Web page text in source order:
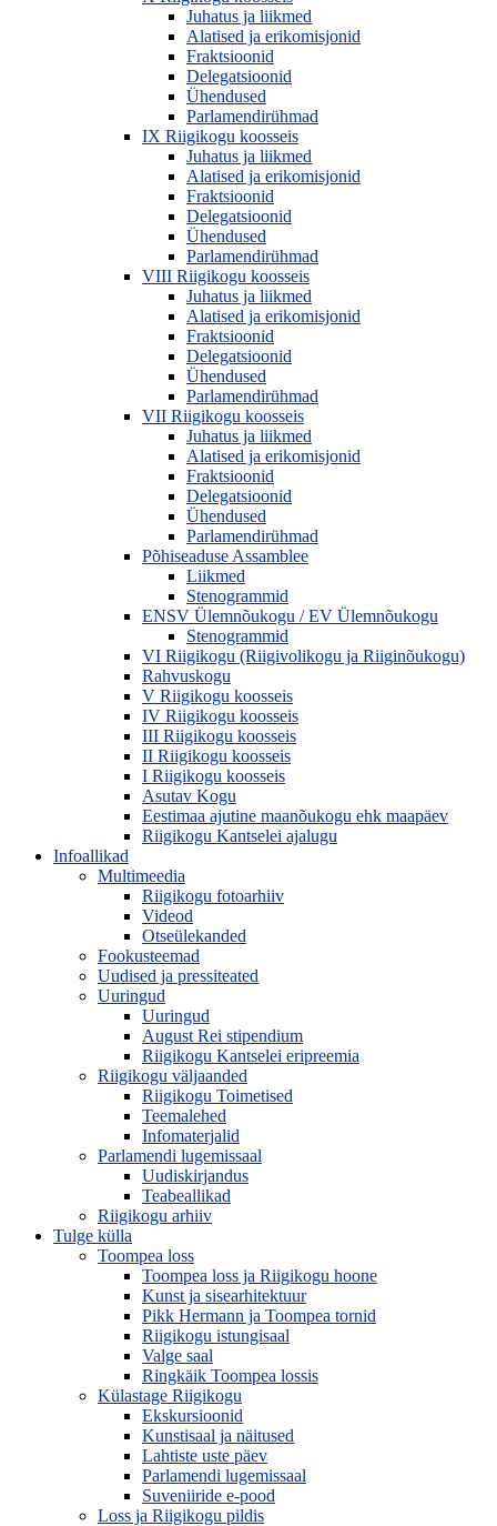
Juhatus ja liikmed
Alatised ja erikomisjonid
Fraktsioonid
Delegatsioonid
Ühendused
Parlamendirühmad
IX Riigikogu koosseis
Juhatus ja liikmed
Alatised ja erikomisjonid
Fraktsioonid
Delegatsioonid
Ühendused
Parlamendirühmad
VIII Riigikogu koosseis
Juhatus ja liikmed
Alatised ja erikomisjonid
Fraktsioonid
Delegatsioonid
Ühendused
Parlamendirühmad
VII Riigikogu koosseis
Juhatus ja liikmed
Alatised ja erikomisjonid
Fraktsioonid
Delegatsioonid
Ühendused
Parlamendirühmad
Põhiseaduse Assamblee
Liikmed
Stenogrammid
ENSV Ülemnõukogu / EV Ülemnõukogu
Stenogrammid
VI Riigikogu (Riigivolikogu ja Riiginõukogu)
Rahvuskogu
V Riigikogu koosseis
IV Riigikogu koosseis
III Riigikogu koosseis
II Riigikogu koosseis
I Riigikogu koosseis
Asutav Kogu
Eestimaa ajutine maanõukogu ehk maapäev
Riigikogu Kantselei ajalugu
Infoallikad
Multimeedia
Riigikogu fotoarhiiv
Videod
Otseülekanded
Fookusteemad
Uudised ja pressiteated
Uuringud
Uuringud
August Rei stipendium
Riigikogu Kantselei eripreemia
Riigikogu väljaanded
Riigikogu Toimetised
Teemalehed
Infomaterjalid
Parlamendi lugemissaal
Uudiskirjandus
Teabeallikad
Riigikogu arhiiv
Tulge külla
Toompea loss
Toompea loss ja Riigikogu hoone
Kunst ja sisearhitektuur
Pikk Hermann ja Toompea tornid
Riigikogu istungisaal
Valge saal
Ringkäik Toompea lossis
Külastage Riigikogu
Ekskursioonid
Kunstisaal ja näitused
Lahtiste uste päev
Parlamendi lugemissaal
Suveniiride e-pood
Loss ja Riigikogu pildis